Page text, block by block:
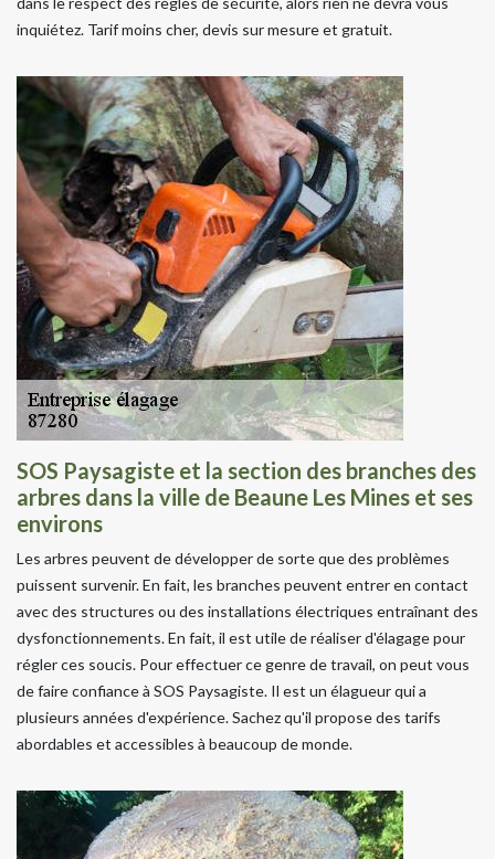
inquiétez. Tarif moins cher, devis sur mesure et gratuit.
SOS Paysagiste et la section des branches des
arbres dans la ville de Beaune Les Mines et ses
environs
Les arbres peuvent de développer de sorte que des problèmes
puissent survenir. En fait, les branches peuvent entrer en contact
avec des structures ou des installations électriques entraînant des
dysfonctionnements. En fait, il est utile de réaliser d'élagage pour
régler ces soucis. Pour effectuer ce genre de travail, on peut vous
de faire confiance à SOS Paysagiste. Il est un élagueur qui a
plusieurs années d'expérience. Sachez qu'il propose des tarifs
abordables et accessibles à beaucoup de monde.